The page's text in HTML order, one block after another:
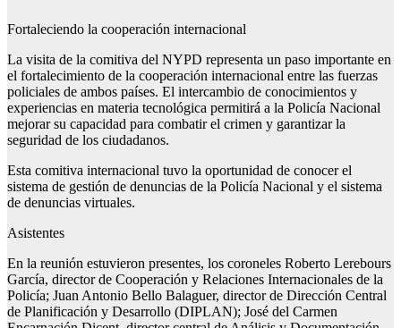
Fortaleciendo la cooperación internacional
La visita de la comitiva del NYPD representa un paso importante en
el fortalecimiento de la cooperación internacional entre las fuerzas
policiales de ambos países. El intercambio de conocimientos y
experiencias en materia tecnológica permitirá a la Policía Nacional
mejorar su capacidad para combatir el crimen y garantizar la
seguridad de los ciudadanos.
Esta comitiva internacional tuvo la oportunidad de conocer el
sistema de gestión de denuncias de la Policía Nacional y el sistema
de denuncias virtuales.
Asistentes
En la reunión estuvieron presentes, los coroneles Roberto Lerebours
García, director de Cooperación y Relaciones Internacionales de la
Policía; Juan Antonio Bello Balaguer, director de Dirección Central
de Planificación y Desarrollo (DIPLAN); José del Carmen